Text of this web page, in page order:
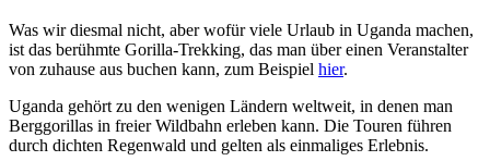
Was wir diesmal nicht, aber wofür viele Urlaub in Uganda machen,
ist das berühmte Gorilla-Trekking, das man über einen Veranstalter
von zuhause aus buchen kann, zum Beispiel hier.
Uganda gehört zu den wenigen Ländern weltweit, in denen man
Berggorillas in freier Wildbahn erleben kann. Die Touren führen
durch dichten Regenwald und gelten als einmaliges Erlebnis.